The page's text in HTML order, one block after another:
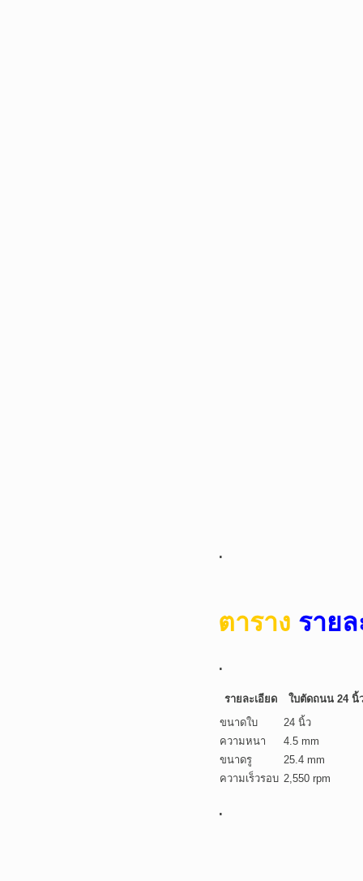
.
ตาราง ราย
.
รายละเอียด
ใบตัดถนน 24 นิ้
ขนาดใบ
24 นิ้ว
ความหนา
4.5 mm
ขนาดรู
25.4 mm
ความเร็วรอบ 2,550 rpm
.